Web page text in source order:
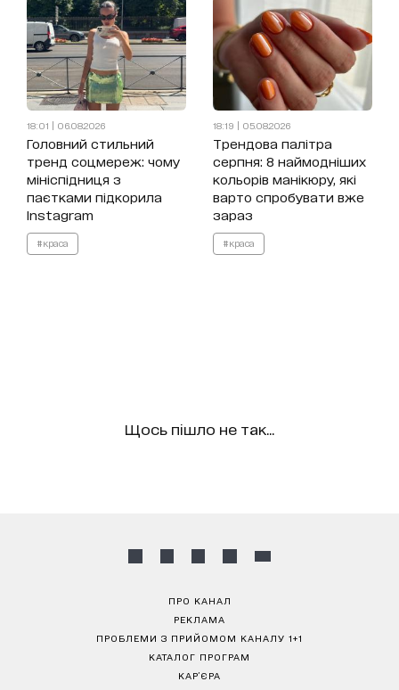
18:01 | 06.08.2026
Головний стильний
тренд соцмереж: чому
мініспідниця з
паєтками підкорила
Instagram
#краса
18:19 | 05.08.2026
Трендова палітра
серпня: 8 наймодніших
кольорів манікюру, які
варто спробувати вже
зараз
#краса
Щось пішло не так...
ПРО КАНАЛ
РЕКЛАМА
ПРОБЛЕМИ З ПРИЙОМОМ КАНАЛУ 1+1
КАТАЛОГ ПРОГРАМ
КАР’ЄРА